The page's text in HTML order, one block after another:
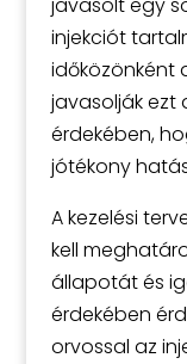
injekciót
időközönként
javasolják ezt
érdekében,
jótékony
A kezelési
kell
állapotát és
érdekében
orvossal az